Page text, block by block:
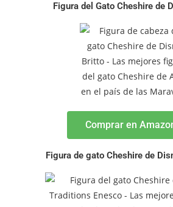
Figura del Gato Cheshire de
Comprar en
Figura de gato Cheshire de